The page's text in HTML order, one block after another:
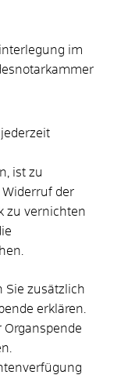
im
ist zu
der
zu vernichten
Sie zusätzlich
erklären.
Organspende